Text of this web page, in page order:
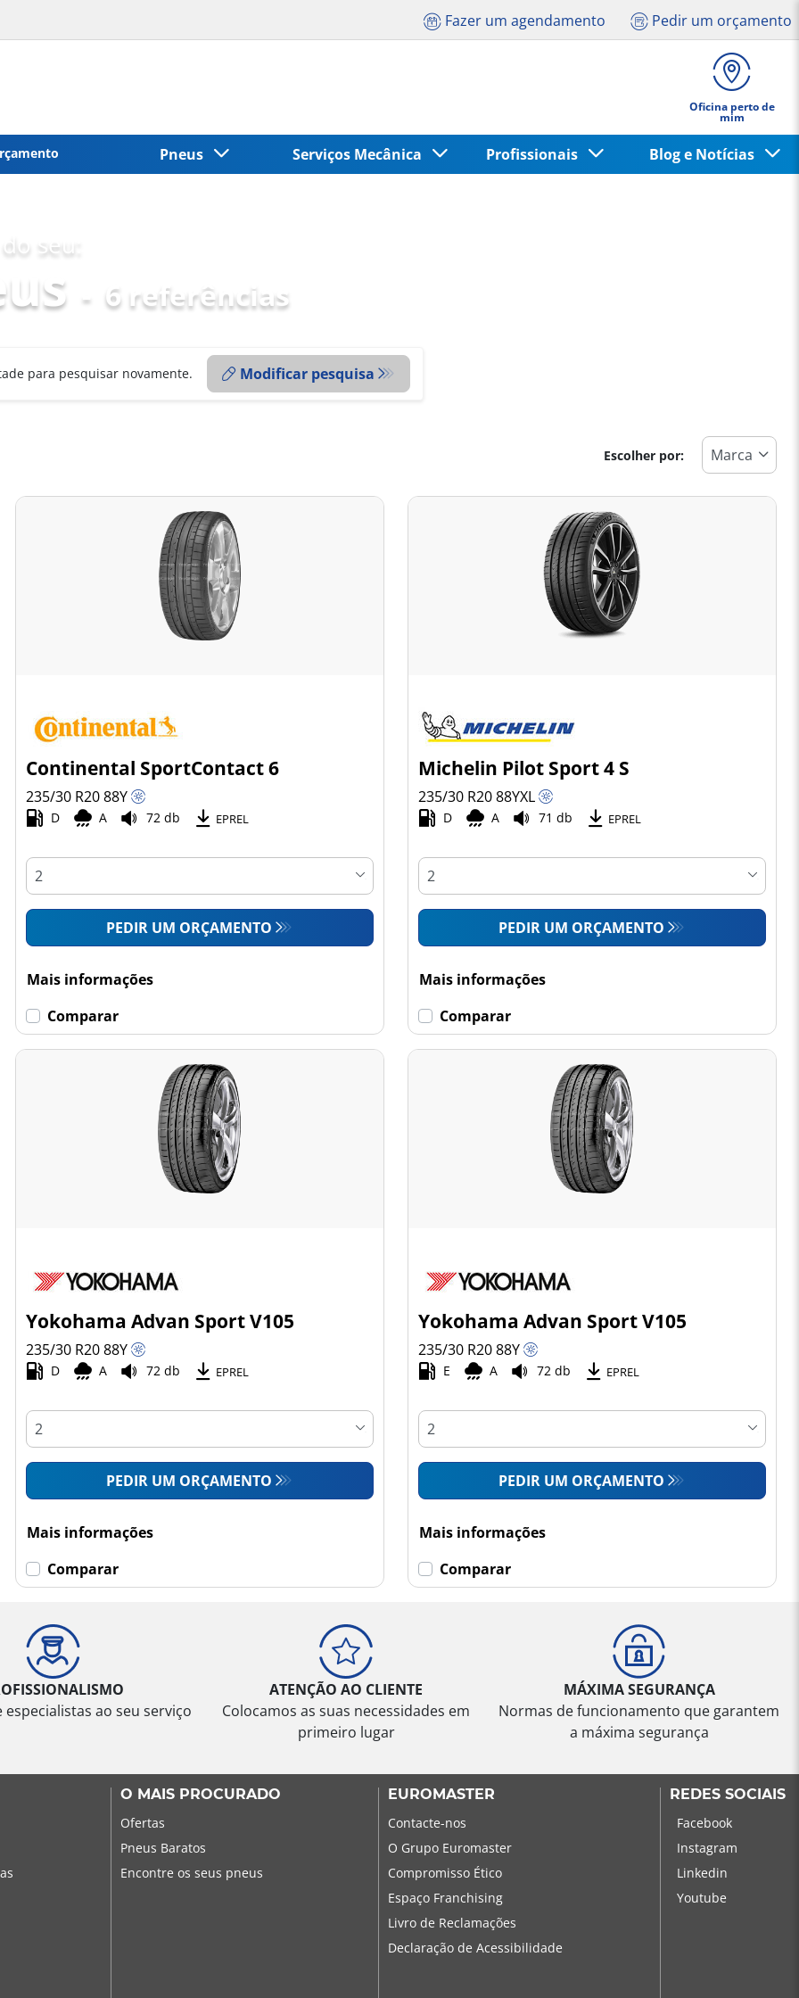
Fazer um agendamento Pedir um orçamento
Oficina perto de
mim
Pneus Serviços Mecânica Profissionais Blog e Notícias
seu:
- 6 referências
para pesquisar novamente. Modificar pesquisa
Escolher por:
Continental SportContact 6
235/30 R2088Y
D A 72 db EPREL
PEDIR UM ORÇAMENTO
Mais informações
Comparar
Michelin Pilot Sport 4 S
235/30 R2088YXL
D A 71 db EPREL
PEDIR UM ORÇAMENTO
Mais informações
Comparar
Yokohama Advan Sport V105
235/30 R2088Y
D A 72 db EPREL
PEDIR UM ORÇAMENTO
Mais informações
Comparar
Yokohama Advan Sport V105
235/30 R2088Y
E A 72 db EPREL
PEDIR UM ORÇAMENTO
Mais informações
Comparar
especialistas ao seu serviço
ATENÇÃO AO CLIENTE
Colocamos as suas necessidades em
primeiro lugar
MÁXIMA SEGURANÇA
Normas de funcionamento que garantem
a máxima segurança
O MAIS PROCURADO
Ofertas
Pneus Baratos
Encontre os seus pneus
EUROMASTER
Contacte-nos
O Grupo Euromaster
Compromisso Ético
Espaço Franchising
Livro de Reclamações
Declaração de Acessibilidade
REDES SOCIAIS
Facebook
Instagram
Linkedin
Youtube